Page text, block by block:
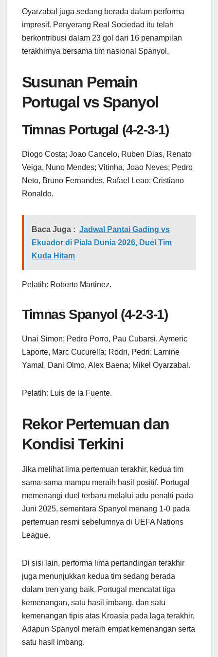
Oyarzabal juga sedang berada dalam performa
impresif. Penyerang Real Sociedad itu telah
berkontribusi dalam 23 gol dari 16 penampilan
terakhirnya bersama tim nasional Spanyol.
Susunan Pemain
Portugal vs Spanyol
Timnas Portugal (4-2-3-1)
Diogo Costa; Joao Cancelo, Ruben Dias, Renato
Veiga, Nuno Mendes; Vitinha, Joao Neves; Pedro
Neto, Bruno Fernandes, Rafael Leao; Cristiano
Ronaldo.
Baca Juga : Jadwal Pantai Gading vs
Ekuador di Piala Dunia 2026, Duel Tim
Kuda Hitam
Pelatih: Roberto Martinez.
Timnas Spanyol (4-2-3-1)
Unai Simon; Pedro Porro, Pau Cubarsi, Aymeric
Laporte, Marc Cucurella; Rodri, Pedri; Lamine
Yamal, Dani Olmo, Alex Baena; Mikel Oyarzabal.
Pelatih: Luis de la Fuente.
Rekor Pertemuan dan
Kondisi Terkini
Jika melihat lima pertemuan terakhir, kedua tim
sama-sama mampu meraih hasil positif. Portugal
memenangi duel terbaru melalui adu penalti pada
Juni 2025, sementara Spanyol menang 1-0 pada
pertemuan resmi sebelumnya di UEFA Nations
League.
Di sisi lain, performa lima pertandingan terakhir
juga menunjukkan kedua tim sedang berada
dalam tren yang baik. Portugal mencatat tiga
kemenangan, satu hasil imbang, dan satu
kemenangan tipis atas Kroasia pada laga terakhir.
Adapun Spanyol meraih empat kemenangan serta
satu hasil imbang.